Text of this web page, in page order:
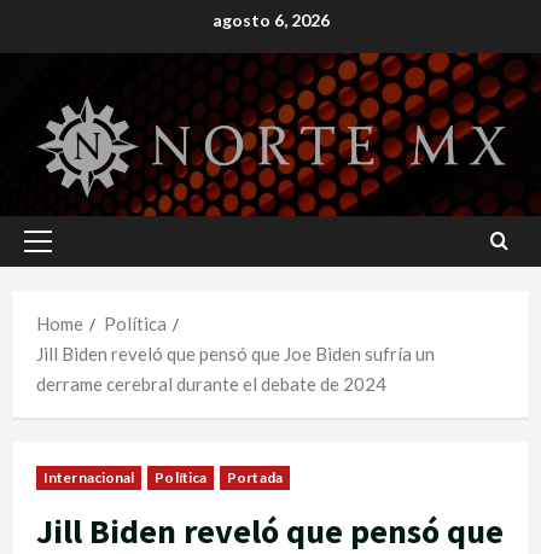
to
agosto 6, 2026
Primary
Home
Política
Jill Biden reveló que pensó que Joe Biden sufría un
derrame cerebral durante el debate de 2024
Internacional Política Portada
Jill Biden reveló que pensó que